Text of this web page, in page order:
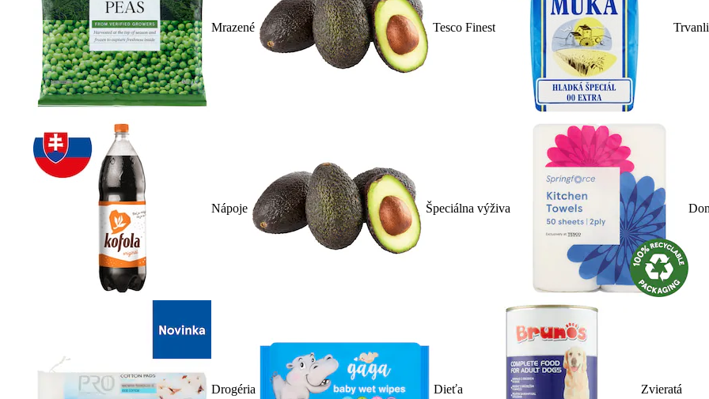
Mrazené Tesco Finest
Nápoje Špeciálna výživa
Drogéria Dieťa Zvieratá